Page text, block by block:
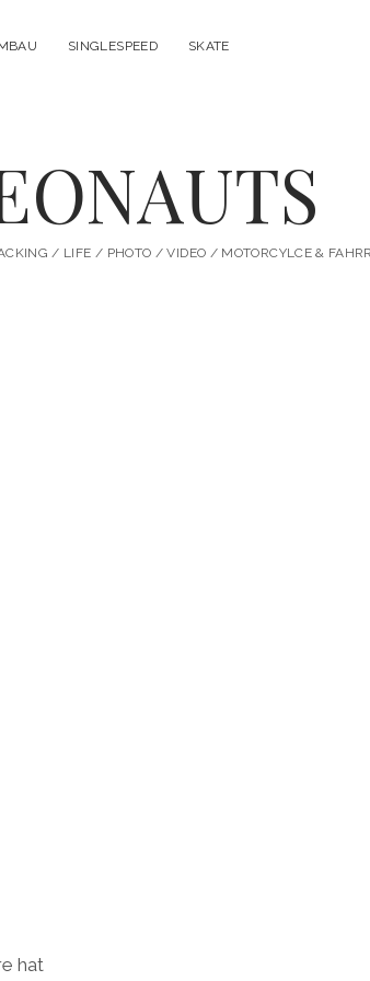
SINGLESPEED SKATE
/ LIFE / PHOTO / VIDEO / MOTORCYLCE &
hat